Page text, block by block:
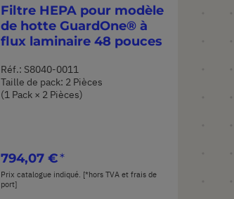
Filtre HEPA pour modèle
de hotte GuardOne® à
flux laminaire 48 pouces
Réf.: S8040-0011
Taille de pack: 2 Pièces
(1 Pack × 2 Pièces)
794,07 €
Prix catalogue indiqué. [*hors TVA et frais de
port]